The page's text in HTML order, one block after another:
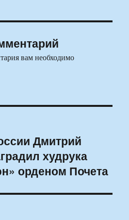
вам необходимо
Дмитрий
худрука
орденом Почета